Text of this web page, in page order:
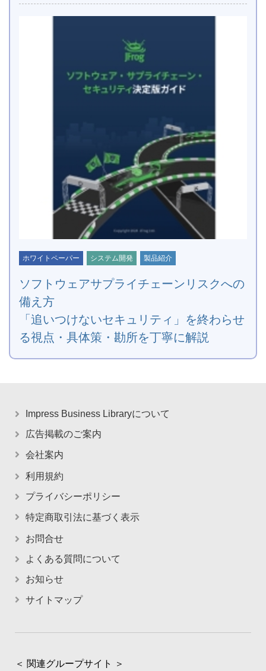
ホワイトペーパー システム開発 製品紹介
ソフトウェアサプライチェーンリスクへの
備え方
「追いつけないセキュリティ」を終わらせ
る視点・具体策・勘所を丁寧に解説
Impress Business Libraryについて
広告掲載のご案内
会社案内
利用規約
プライバシーポリシー
特定商取引法に基づく表示
お問合せ
よくある質問について
お知らせ
サイトマップ
＜ 関連グループサイト ＞